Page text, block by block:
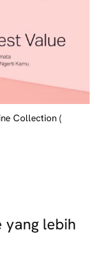
Collection (
yang lebih